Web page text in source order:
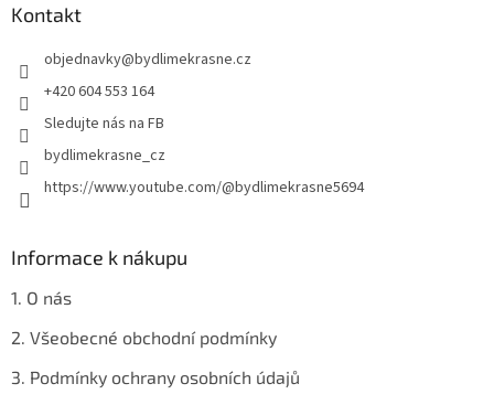
p
ý
Kontakt
objednavky@bydlimekrasne.cz
+420 604 553 164
Sledujte nás na FB
bydlimekrasne_cz
https://www.youtube.com/@bydlimekrasne5694
Informace k nákupu
1. O nás
2. Všeobecné obchodní podmínky
3. Podmínky ochrany osobních údajů